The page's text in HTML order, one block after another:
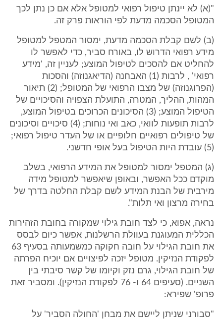
"(א) לא יינתן טיפול רפואי למטופל אלא אם כן נתן לכך
המטופל הסכמה מדעת לפי הוראות פרק זה.
(ב) לשם קבלת הסכמה מדעת, ימסור המטפל למטופל
מידע רפואי הדרוש לו, באורח סביר, כדי לאפשר לו
להחליט אם להסכים לטיפול המוצע; לעניין זה, 'מידע
רפואי' , לרבות (1) האבחנה (הדיאגנוזה) והסכות
(הפרוגנוזה) של מצבו הרפואי של המטופל; (2) תיאור
המהות, ההליך, המטרה, התועלת הצפויה והסיכויים של
הטיפול המוצע; (3) הסיכונים הכרוכים בטיפול המוצע,
לרבות תופעות לוואי, כאב ואי נוחות; (4) סיכויים וסיכונים
של טיפולים רפואיים חלופיים או של העדר טיפול רפואי;
(5) עובדת היות הטיפול בעל אופי חדשני.
(ג) המטפל ימסור למטופל את המידע הרפואי, בשלב
מוקדם ככל האפשר, ובאופן שיאפשר למטופל מידה
מירבית של הבנת המידע לשם קבלת החלטה בדרך של
בחירה מרצון ואי תלות".
נראה, אפוא, כי לצד חובת גילוי שמקורה בחובת הזהירות
הכללית המעוגנת בעוולת הרשלנות, אפשר כיום לבסס
את חובת הגילוי על חובה חקוקה כמשמעותה בסעיף 63
לפקודת הנזיקין. מטופל יזכה לפיצויים אם יוכיח הפרתה
של חובת הגילוי, גרם נזק וקיומו של קשר סיבתי בין
השניים. (סעיפים 64 ו- 76 לפקודת הנזיקין). ומסביר זאת
פרופ' שפירא:
"סבורני שניתן ליישם את מבחן 'החולה הסביר' על